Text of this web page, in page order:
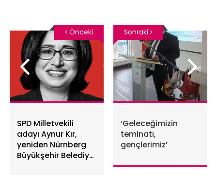
SPD Milletvekili
adayı Aynur Kır,
yeniden Nürnberg
Büyükşehir Belediye
Önceki
‘Geleceğimizin
teminatı,
gençlerimiz’
Sonraki